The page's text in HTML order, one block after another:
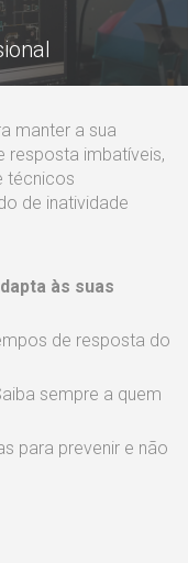
manter a sua
resposta imbatíveis,
técnicos
de inatividade
às suas
de resposta do
sempre a quem
para prevenir e não